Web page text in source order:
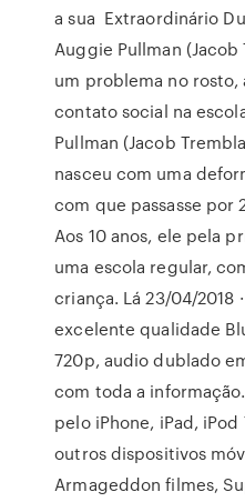
a sua Extraordinário
Auggie Pullman
um problema no
contato social na
Pullman (Jacob
nasceu com uma
com que passasse por
Aos 10 anos, ele pela
uma escola regular,
criança. Lá 23/04/2018
excelente qualidade
720p, audio dublado
com toda a
pelo iPhone, iPad,
outros dispositivos
Armageddon filmes,